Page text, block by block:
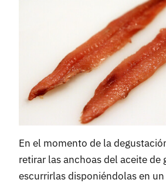
En el momento de la
retirar las anchoas del aceite de
escurrirlas disponiéndolas en